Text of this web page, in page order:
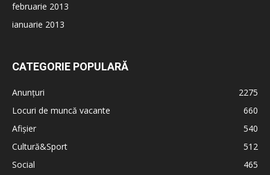
februarie 2013
ianuarie 2013
CATEGORIE POPULARĂ
Anunțuri
2275
Locuri de muncă vacante
660
Afișier
540
Cultură&Sport
512
Social
465